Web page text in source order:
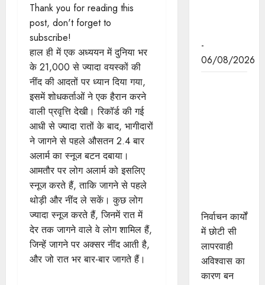
Thank you for reading this
post, don't forget to
subscribe!
हाल ही में एक अध्ययन में दुनिया भर
के 21,000 से ज्यादा वयस्कों की
नींद की आदतों पर ध्यान दिया गया,
इसमें शोधकर्ताओं ने एक हैरान करने
वाली प्रवृत्ति देखी। रिकॉर्ड की गई
आधी से ज्यादा रातों के बाद, भागीदारों
ने जागने से पहले औसतन 2.4 बार
अलार्म का स्नूज बटन दबाया।
आमतौर पर लोग अलार्म को इसलिए
स्नूज करते हैं, ताकि जागने से पहले
थोड़ी और नींद ले सकें। कुछ लोग
ज्यादा स्नूज करते हैं, जिनमें रात में
देर तक जागने वाले वे लोग शामिल हैं,
जिन्हें जागने पर अक्सर नींद आती है,
और जो रात भर बार-बार जागते हैं।
-
06/08/2026
निर्वाचन कार्यों
में छोटी सी
लापरवाही
अविश्वास का
कारण बन